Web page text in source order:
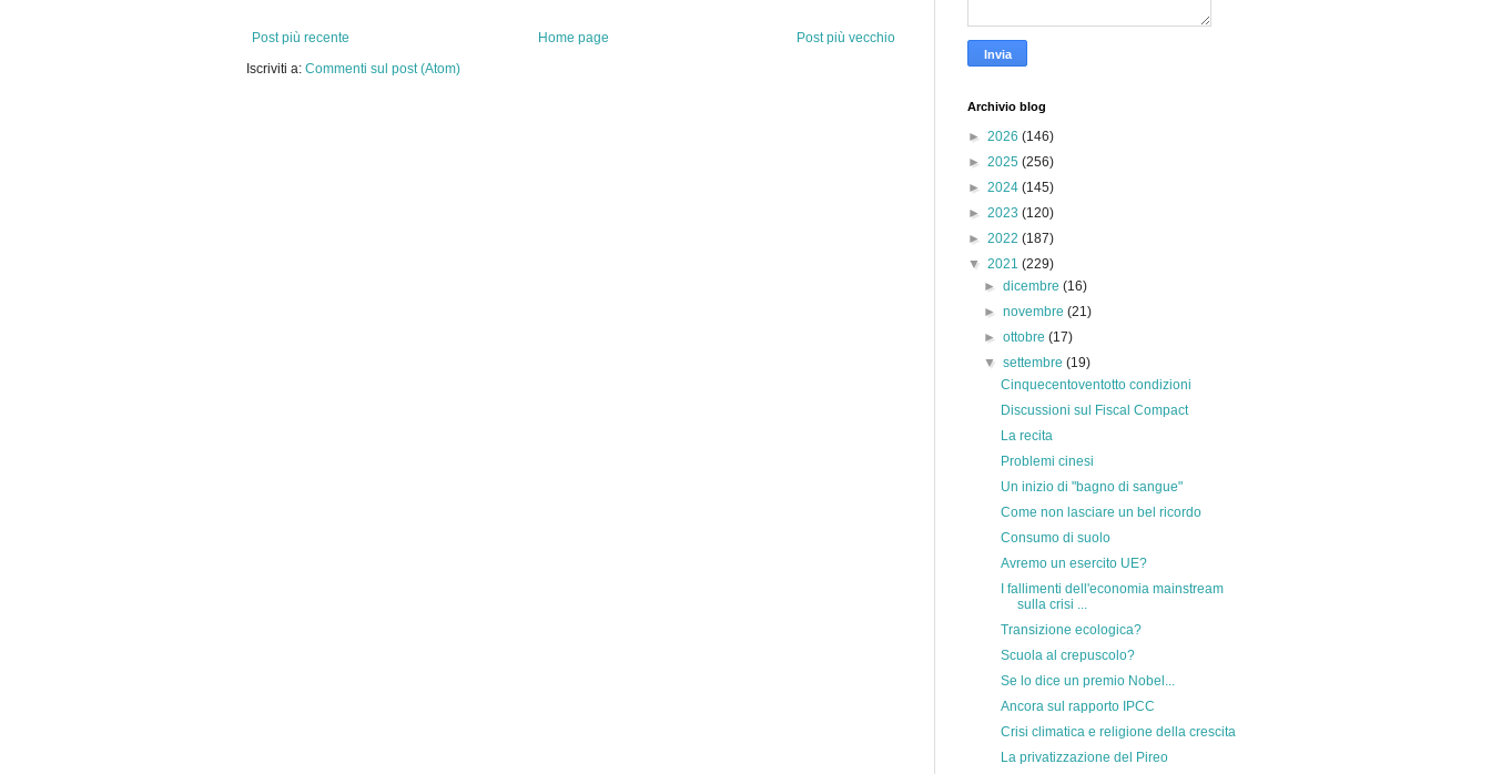
Post più recente Post più vecchio
Home page
Iscriviti a: Commenti sul post (Atom)
Archivio blog
► 2026 (146)
► 2025 (256)
► 2024 (145)
► 2023 (120)
► 2022 (187)
▼ 2021 (229)
►dicembre(16)
►novembre(21)
►ottobre(17)
▼settembre(19)
Cinquecentoventotto condizioni
Discussioni sul Fiscal Compact
La recita
Problemi cinesi
Un inizio di "bagno di sangue"
Come non lasciare un bel ricordo
Consumo di suolo
Avremo un esercito UE?
I fallimenti dell'economia mainstream
sulla crisi ...
Transizione ecologica?
Scuola al crepuscolo?
Se lo dice un premio Nobel...
Ancora sul rapporto IPCC
Crisi climatica e religione della crescita
La privatizzazione del Pireo